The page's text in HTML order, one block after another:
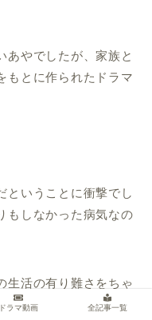
あやでしたが、家族と
もとに作られたドラマ
ということに衝撃でし
もしなかった病気なの
生活の有り難さをちゃ
れました。
ドラマ動画 全記事一覧